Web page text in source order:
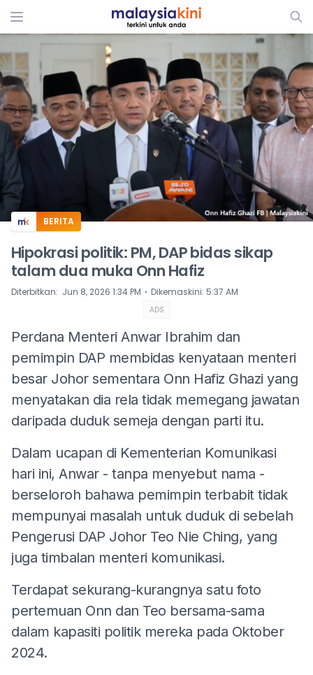
ADS
BERITA
Hipokrasi politik: PM, DAP bidas sikap
talam dua muka Onn Hafiz
Diterbitkan: Jun 8, 2026 1:34 PM ⋅ Dikemaskini: 5:37 AM
ADS
Perdana Menteri Anwar Ibrahim dan
pemimpin DAP membidas kenyataan menteri
besar Johor sementara Onn Hafiz Ghazi yang
menyatakan dia rela tidak memegang jawatan
daripada duduk semeja dengan parti itu.
Dalam ucapan di Kementerian Komunikasi
hari ini, Anwar - tanpa menyebut nama -
berseloroh bahawa pemimpin terbabit tidak
mempunyai masalah untuk duduk di sebelah
Pengerusi DAP Johor Teo Nie Ching, yang
juga timbalan menteri komunikasi.
Terdapat sekurang-kurangnya satu foto
pertemuan Onn dan Teo bersama-sama
dalam kapasiti politik mereka pada Oktober
2024.